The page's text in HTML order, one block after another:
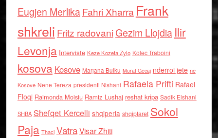
Eugjen MerlikaFahri Xharra Frank
shkreli Fritz radovaniGezim Llojdia Ilir
Levonja Interviste Keze Kozeta Zylo Kolec Traboini
kosova Kosove Marjana Bulku Murat Gecaj nderroi jete ne
Kosove Nene Tereza presidenti Nishani Rafaela Prifti Rafael
Floqi Raimonda Moisiu Ramiz Lushaj reshat kripa Sadik Elshani
SHBA Shefqet Kercelli shqiperia shqiptaret Sokol
Paja Thaci VatraVisar Zhiti